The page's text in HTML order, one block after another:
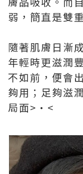
弱，簡直是雙
隨著肌膚日漸
年輕時更滋潤
不如前，便會
夠用；足夠滋
局面>•<